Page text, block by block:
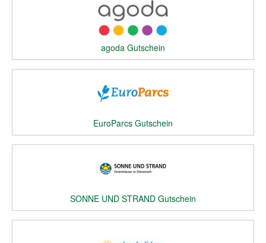
agoda Gutschein
EuroParcs Gutschein
SONNE UND STRAND Gutschein